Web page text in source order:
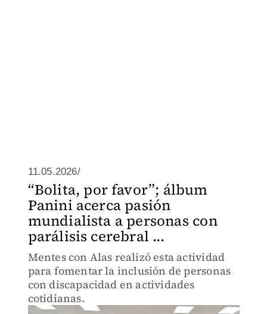
11.05.2026/
“Bolita, por favor”; álbum
Panini acerca pasión
mundialista a personas con
parálisis cerebral ...
Mentes con Alas realizó esta actividad
para fomentar la inclusión de personas
con discapacidad en actividades
cotidianas.